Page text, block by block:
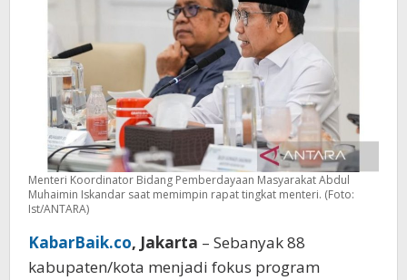
Menteri Koordinator Bidang Pemberdayaan Masyarakat Abdul
Muhaimin Iskandar saat memimpin rapat tingkat menteri. (Foto:
Ist/ANTARA)
KabarBaik.co, Jakarta – Sebanyak 88
kabupaten/kota menjadi fokus program